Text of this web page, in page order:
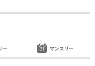
ー マンスリー